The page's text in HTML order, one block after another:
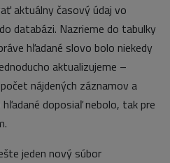
aktuálny časový údaj vo
databázi. Nazrieme do tabulky
hľadané slovo bolo niekedy
aktualizujeme –
nájdených záznamov a
doposiaľ nebolo, tak pre
jeden nový súbor